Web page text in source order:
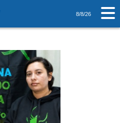
8/8/26